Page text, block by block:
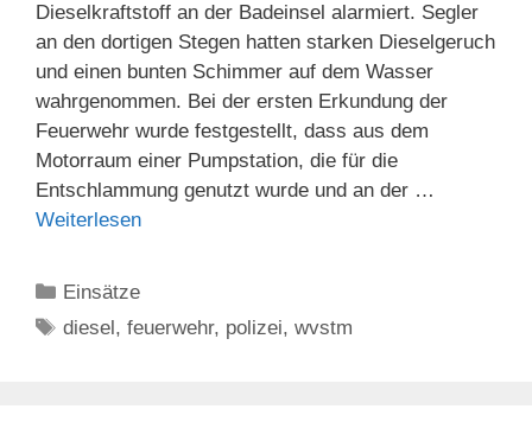
Dieselkraftstoff an der Badeinsel alarmiert. Segler
an den dortigen Stegen hatten starken Dieselgeruch
und einen bunten Schimmer auf dem Wasser
wahrgenommen. Bei der ersten Erkundung der
Feuerwehr wurde festgestellt, dass aus dem
Motorraum einer Pumpstation, die für die
Entschlammung genutzt wurde und an der …
Weiterlesen
Kategorien
Einsätze
Schlagwörter
diesel,feuerwehr, polizei,wvstm